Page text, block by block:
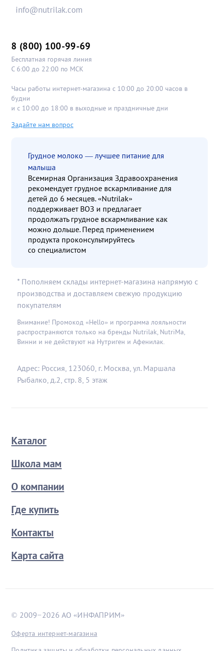
info@nutrilak.com
8 (800) 100-99-69
Бесплатная горячая линия
С 6:00 до 22:00 по МСК
Часы работы интернет-магазина с 10:00 до 20:00 часов в
будни
и с 10:00 до 18:00 в выходные и праздничные дни
Задайте нам вопрос
Грудное молоко — лучшее питание для
малыша
Всемирная Организация Здравоохранения
рекомендует грудное вскармливание для
детей до 6 месяцев. «Nutrilak»
поддерживает ВОЗ и предлагает
продолжать грудное вскармливание как
можно дольше. Перед применением
продукта проконсультируйтесь
со специалистом
* Пополняем склады интернет-магазина напрямую с
производства и доставляем свежую продукцию
покупателям
Внимание! Промокод «Hello» и программа лояльности
распространяются только на бренды Nutrilak, NutriMa,
Винни и не действуют на Нутриген и Афенилак.
Адрес: Россия, 123060, г. Москва, ул. Маршала
Рыбалко, д.2, стр. 8, 5 этаж
Каталог
Школа мам
О компании
Где купить
Контакты
Карта сайта
© 2009−2026 АО «ИНФАПРИМ»
Оферта интернет-магазина